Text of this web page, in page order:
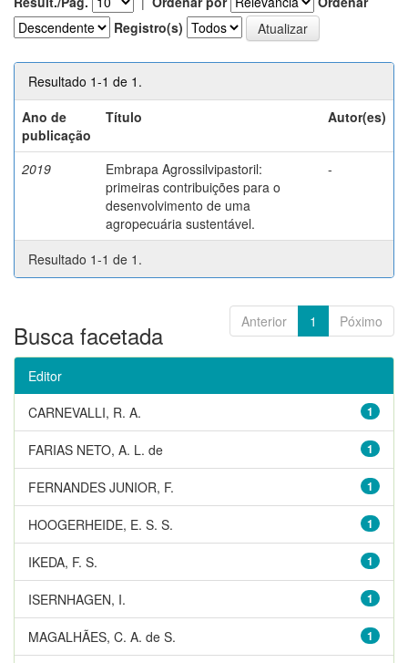
Registro(s)
Resultado 1-1 de 1.
Ano de
publicação
Título Autor(es)
2019
Embrapa Agrossilvipastoril:
primeiras contribuições para o
desenvolvimento de uma
agropecuária sustentável.
-
Resultado 1-1 de 1.
Anterior 1 Póximo
Busca facetada
Editor
1
CARNEVALLI, R. A.
1
FARIAS NETO, A. L. de
1
FERNANDES JUNIOR, F.
1
HOOGERHEIDE, E. S. S.
1
IKEDA, F. S.
1
ISERNHAGEN, I.
1
MAGALHÃES, C. A. de S.